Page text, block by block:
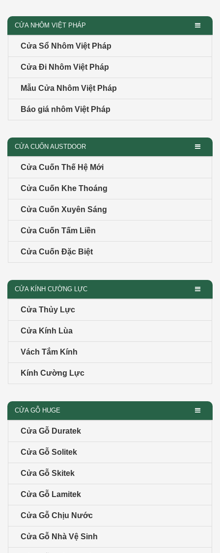
CỬA NHÔM VIỆT PHÁP
Cửa Sổ Nhôm Việt Pháp
Cửa Đi Nhôm Việt Pháp
Mẫu Cửa Nhôm Việt Pháp
Báo giá nhôm Việt Pháp
CỬA CUỐN AUSTDOOR
Cửa Cuốn Thế Hệ Mới
Cửa Cuốn Khe Thoáng
Cửa Cuốn Xuyên Sáng
Cửa Cuốn Tấm Liền
Cửa Cuốn Đặc Biệt
CỬA KÍNH CƯỜNG LỰC
Cửa Thủy Lực
Cửa Kính Lùa
Vách Tắm Kính
Kính Cường Lực
CỬA GỖ HUGE
Cửa Gỗ Duratek
Cửa Gỗ Solitek
Cửa Gỗ Skitek
Cửa Gỗ Lamitek
Cửa Gỗ Chịu Nước
Cửa Gỗ Nhà Vệ Sinh